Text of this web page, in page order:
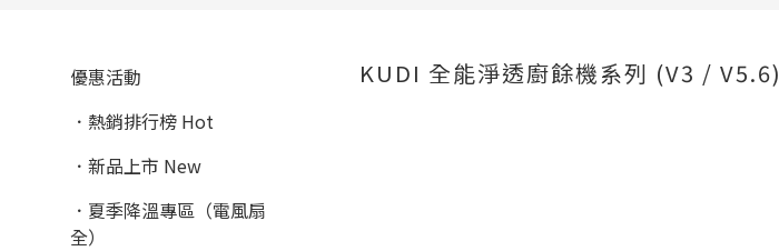
優惠活動
．熱銷排行榜 Hot
．新品上市 New
．夏季降溫專區（電風扇
全）
KUDI 全能淨透廚餘機系列 (V3 / V5.6)